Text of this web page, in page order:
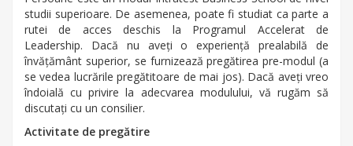
studii superioare. De asemenea, poate fi studiat ca parte a
rutei de acces deschis la Programul Accelerat de
Leadership. Dacă nu aveți o experiență prealabilă de
învățământ superior, se furnizează pregătirea pre-modul (a
se vedea lucrările pregătitoare de mai jos). Dacă aveți vreo
îndoială cu privire la adecvarea modulului, vă rugăm să
discutați cu un consilier.
Activitate de pregătire